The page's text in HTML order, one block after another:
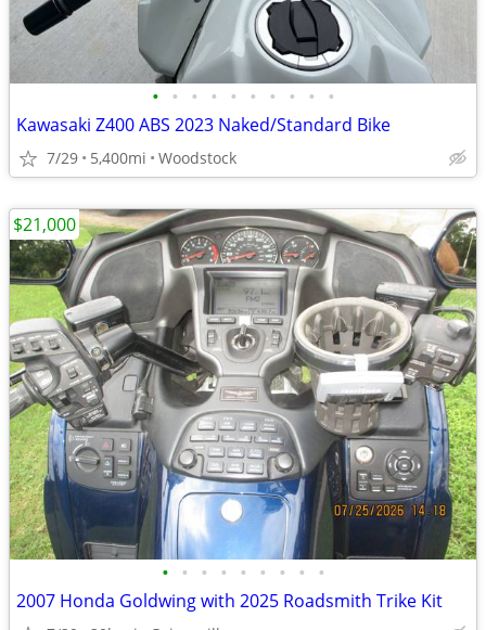
• • • • • • • • • •
Kawasaki Z400 ABS 2023 Naked/Standard Bike
7/29 5,400mi Woodstock
• • • • • • • • •
2007 Honda Goldwing with 2025 Roadsmith Trike Kit
$21,000